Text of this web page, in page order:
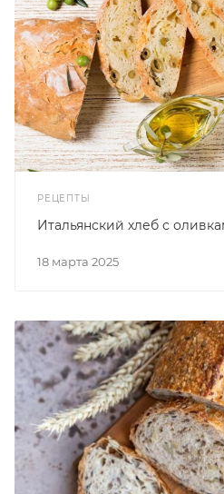
РЕЦЕПТЫ
18 марта 2025
Итальянский хлеб с